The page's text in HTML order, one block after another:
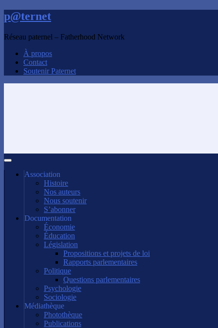
p@ternet
Réseau paternel – Fatherhood Network
À propos
Contact
Soutenir Paternet
Association
Histoire
Nos auteurs
Nous soutenir
S’abonner
Documentation
Économie
Éducation
Législation
Propositions et projets de loi
Rapports parlementaires
Politique
Questions parlementaires
Psychologie
Sociologie
Médiathèque
Photothèque
Publications